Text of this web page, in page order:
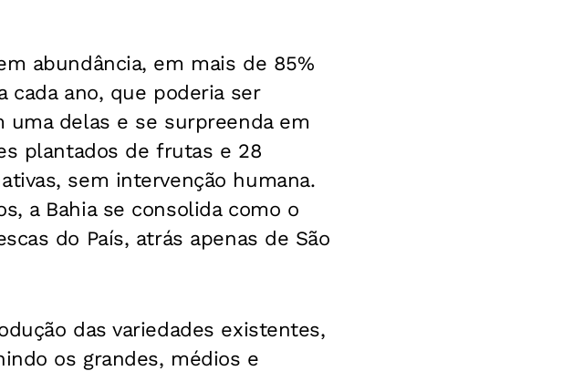
abundância, em mais de 85%
ano, que poderia ser
uma delas e se surpreenda em
plantados de frutas e 28
sem intervenção humana.
a Bahia se consolida como o
do País, atrás apenas de São
das variedades existentes,
os grandes, médios e